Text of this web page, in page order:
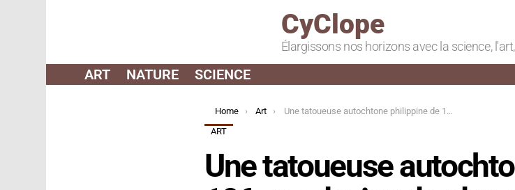
CyClope
Élargissons nos horizons avec la science,
ART NATURE SCIENCE
You are here:
Home Art
Une tatoueuse autochtone philippine de 106 ans devient le plus ancien modèle de couverture de Vogue
ART
Une tatoueuse